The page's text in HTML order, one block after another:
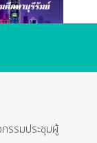
รรมประชุมผู้